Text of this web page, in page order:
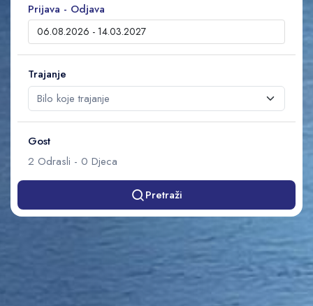
Prijava - Odjava
Trajanje
Gost
2 Odrasli - 0 Djeca
Pretraži